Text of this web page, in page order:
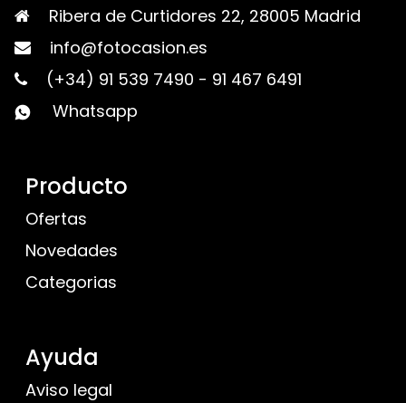
Ribera de Curtidores 22, 28005 Madrid
info@fotocasion.es
(+34) 91 539 7490 - 91 467 6491
Whatsapp
Producto
Ofertas
Novedades
Categorias
Ayuda
Aviso legal